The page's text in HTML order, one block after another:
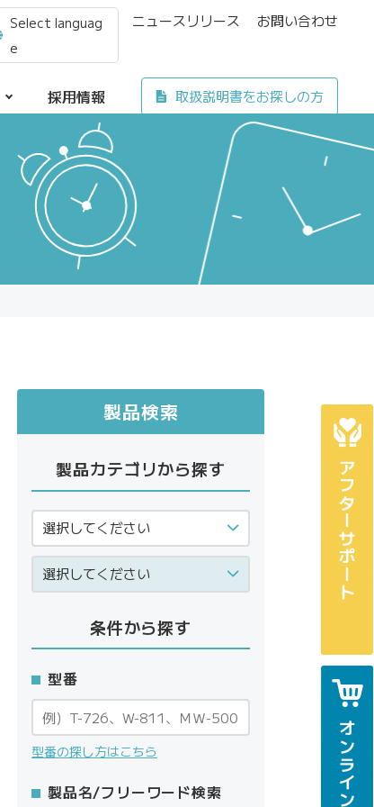
Select languag
e
ニュースリリース お問い合わせ
採用情報 取扱説明書をお探しの方
製品検索
製品カテゴリから探す
条件から探す
型番
型番の探し方はこちら
製品名/フリーワード検索
アフターサポート